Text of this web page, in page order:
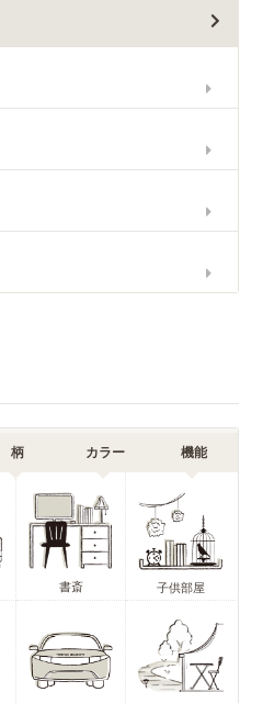
柄 カラー 機能
書斎 子供部屋